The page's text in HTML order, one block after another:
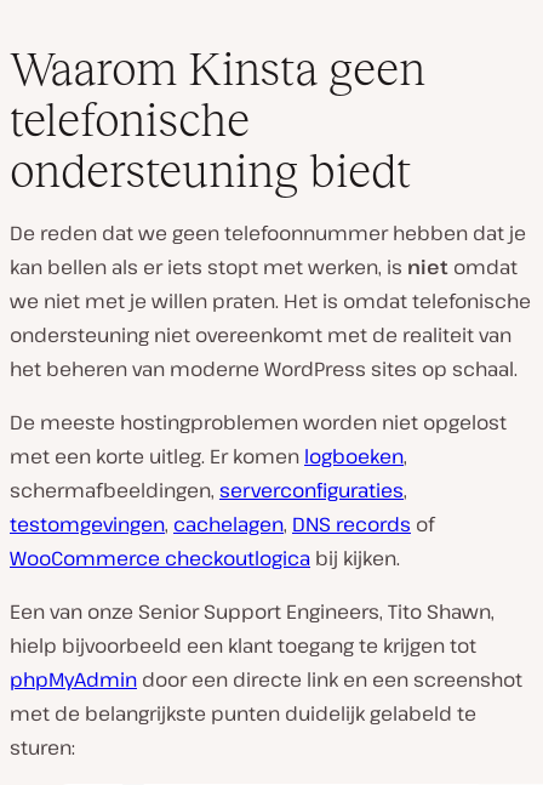
Waarom Kinsta geen
telefonische
ondersteuning biedt
De reden dat we geen telefoonnummer hebben dat je
kan bellen als er iets stopt met werken, is niet omdat
we niet met je willen praten. Het is omdat telefonische
ondersteuning niet overeenkomt met de realiteit van
het beheren van moderne WordPress sites op schaal.
De meeste hostingproblemen worden niet opgelost
met een korte uitleg. Er komen logboeken,
schermafbeeldingen, serverconfiguraties,
testomgevingen, cachelagen, DNS records of
WooCommerce checkoutlogica bij kijken.
Een van onze Senior Support Engineers, Tito Shawn,
hielp bijvoorbeeld een klant toegang te krijgen tot
phpMyAdmin door een directe link en een screenshot
met de belangrijkste punten duidelijk gelabeld te
sturen: